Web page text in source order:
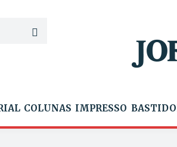
COLUNAS IMPRESSO